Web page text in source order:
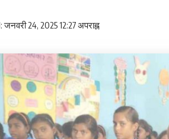
24, 2025 12:27 अपराह्न